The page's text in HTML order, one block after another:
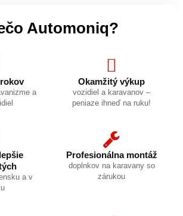
Automoniq?
a
Okamžitý výkup
vozidiel a karavanov –
peniaze ihneď na ruku!
a v
Profesionálna montáž
doplnkov na karavany so
zárukou